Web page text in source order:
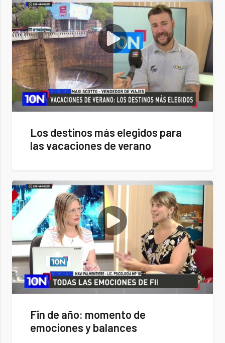
Los destinos más elegidos para
las vacaciones de verano
Fin de año: momento de
emociones y balances